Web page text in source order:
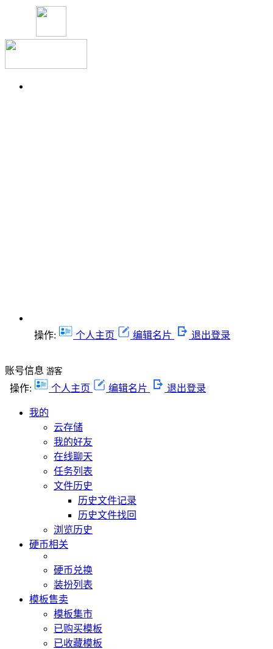
操作: 个人主页 编辑名片 退出登录
账号信息 游客
操作: 个人主页 编辑名片 退出登录
我的
云存储
我的好友
在线聊天
任务列表
文件历史
历史文件记录
历史文件找回
浏览历史
硬币相关
硬币兑换
装扮列表
模板售卖
模板集市
已购买模板
已收藏模板